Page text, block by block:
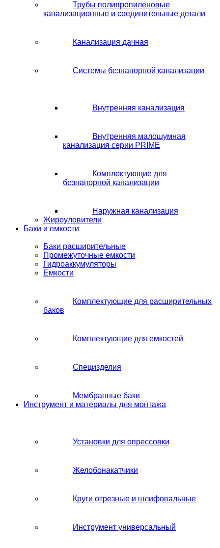
Трубы полипропиленовые
канализационные и соединительные детали
Канализация дачная
Системы безнапорной канализации
Внутренняя канализация
Внутренняя малошумная
канализация серии PRIME
Комплектующие для
безнапорной канализации
Наружная канализация
Жироуловители
Баки и емкости
Баки расширительные
Промежуточные емкости
Гидроаккумуляторы
Емкости
Комплектующие для расширительных
баков
Комплектующие для емкостей
Специзделия
Мембранные баки
Инструмент и материалы для монтажа
Установки для опрессовки
Желобонакатчики
Круги отрезные и шлифовальные
Инструмент универсальный